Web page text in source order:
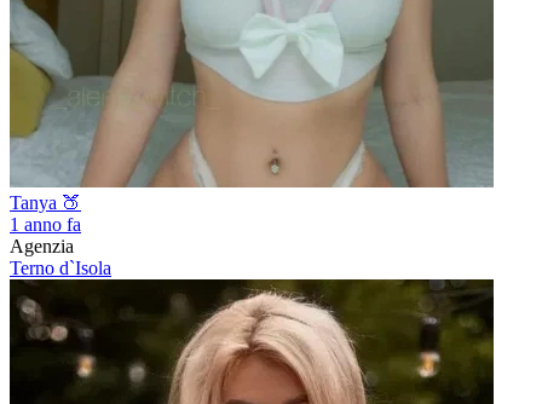
Tanya 🍑
1 anno fa
Agenzia
Terno d`Isola